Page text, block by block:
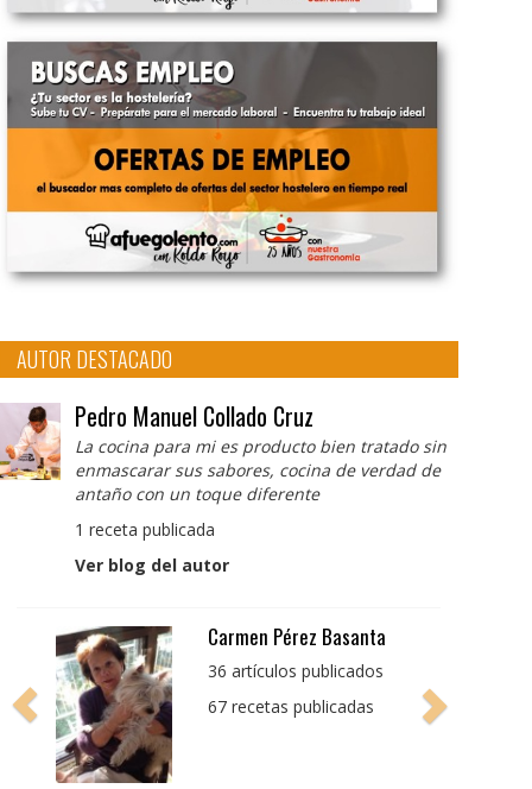
AUTOR DESTACADO
Pedro Manuel Collado Cruz
La cocina para mi es producto bien tratado sin
enmascarar sus sabores, cocina de verdad de
antaño con un toque diferente
1 receta publicada
Ver blog del autor
Pedro Manuel Collado
Cruz
producto bien tratado